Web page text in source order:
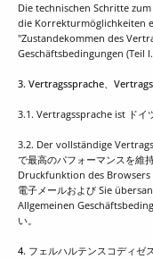
Die technischen Schritte
die Korrekturmöglichkeiten
"Zustandekommen des
Geschäftsbedingungen (Teil I.)
3. Vertragssprache、
3.1. Vertragssprache ist ドイ
3.2. Der vollständige
で最高のパフォーマンスを
Druckfunktion des
電子メールおよび Sie
Allgemeinen
い。
4. フェルハルテンスコディゼ